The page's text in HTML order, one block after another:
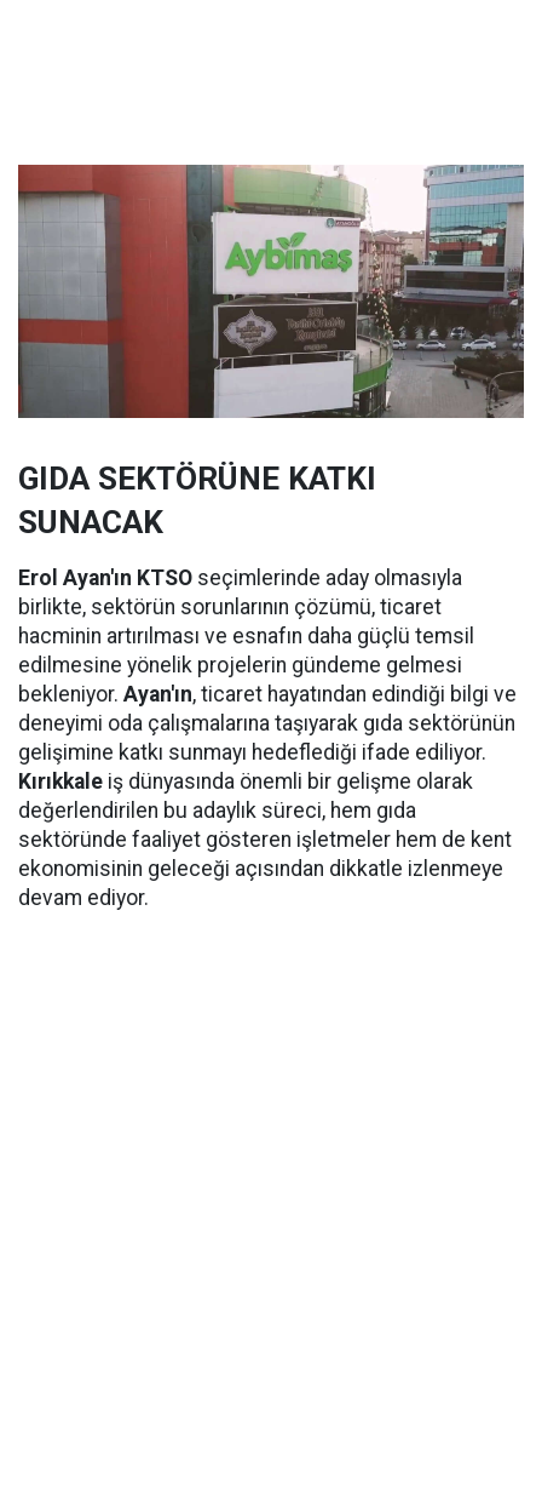
GIDA SEKTÖRÜNE KATKI
SUNACAK
Erol Ayan'ın KTSO seçimlerinde aday olmasıyla
birlikte, sektörün sorunlarının çözümü, ticaret
hacminin artırılması ve esnafın daha güçlü temsil
edilmesine yönelik projelerin gündeme gelmesi
bekleniyor. Ayan'ın, ticaret hayatından edindiği bilgi ve
deneyimi oda çalışmalarına taşıyarak gıda sektörünün
gelişimine katkı sunmayı hedeflediği ifade ediliyor.
Kırıkkale iş dünyasında önemli bir gelişme olarak
değerlendirilen bu adaylık süreci, hem gıda
sektöründe faaliyet gösteren işletmeler hem de kent
ekonomisinin geleceği açısından dikkatle izlenmeye
devam ediyor.